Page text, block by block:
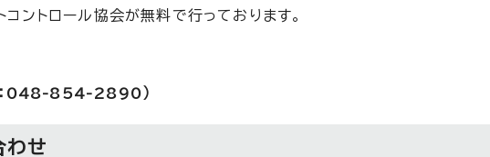
ントロール協会が無料で行っております。
：048-854-2890）
わせ